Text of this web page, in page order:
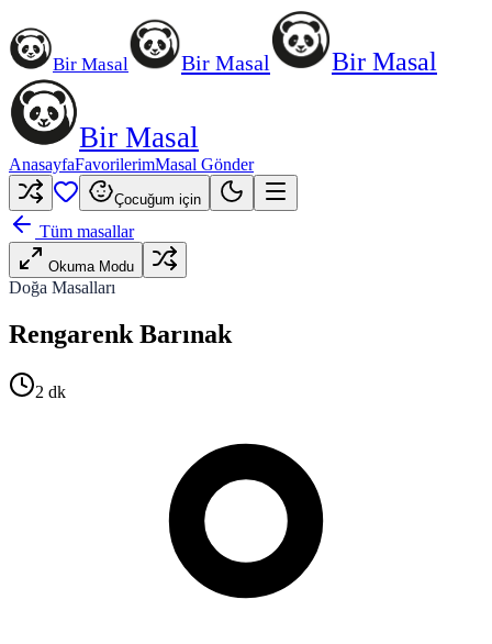
Bir Masal Bir Masal Bir Masal
Bir Masal
AnasayfaFavorilerimMasal Gönder
Çocuğum için
Tüm masallar
Okuma Modu
Doğa Masalları
Rengarenk Barınak
2 dk